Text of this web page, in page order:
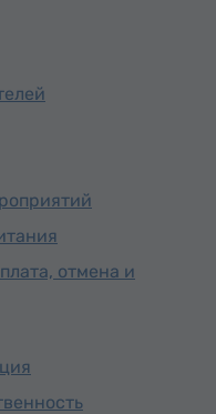
отмена и